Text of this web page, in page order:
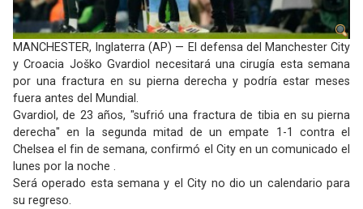
MANCHESTER, Inglaterra (AP) — El defensa del Manchester City
y Croacia Joško Gvardiol necesitará una cirugía esta semana
por una fractura en su pierna derecha y podría estar meses
fuera antes del Mundial.
Gvardiol, de 23 años, "sufrió una fractura de tibia en su pierna
derecha" en la segunda mitad de un empate 1-1 contra el
Chelsea el fin de semana, confirmó el City en un comunicado el
lunes por la noche .
Será operado esta semana y el City no dio un calendario para
su regreso.